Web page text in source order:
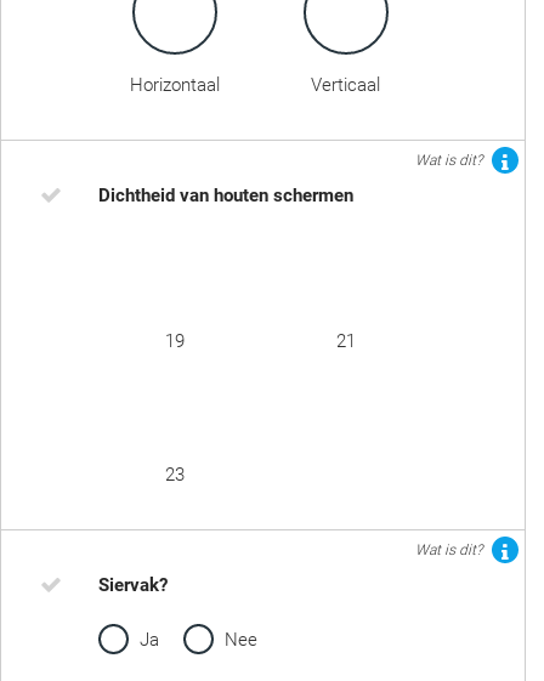
Horizontaal Verticaal
Wat is dit?
Dichtheid van houten schermen
19 21
23
Wat is dit?
Siervak?
Ja Nee